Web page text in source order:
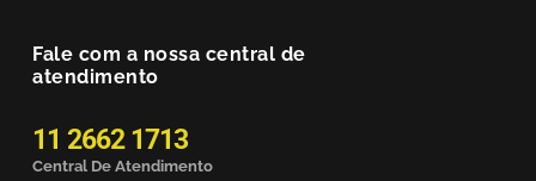
Fale com a nossa central de
atendimento
11 2662 1713
Central De Atendimento